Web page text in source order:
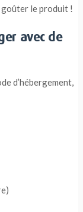
goûter le produit !
avec de
d’hébergement,